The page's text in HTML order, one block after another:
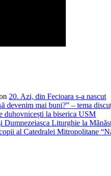
20. Azi, din Fecioara s-a nascut
devenim mai buni?” – tema
duhovnicești la biserica USM
Dumnezeiasca Liturghie la
al Catedralei Mitropolitane